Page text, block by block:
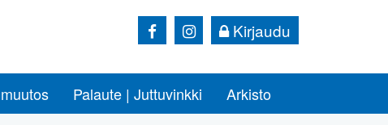
Kirjaudu
Palaute | Juttuvinkki Arkisto